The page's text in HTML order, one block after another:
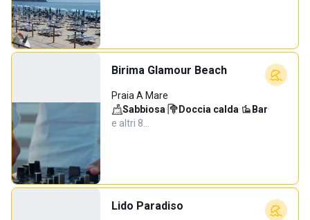
Birima Glamour Beach
Praia A Mare
Sabbiosa· Doccia calda· Bar·
e altri 8…
Lido Paradiso